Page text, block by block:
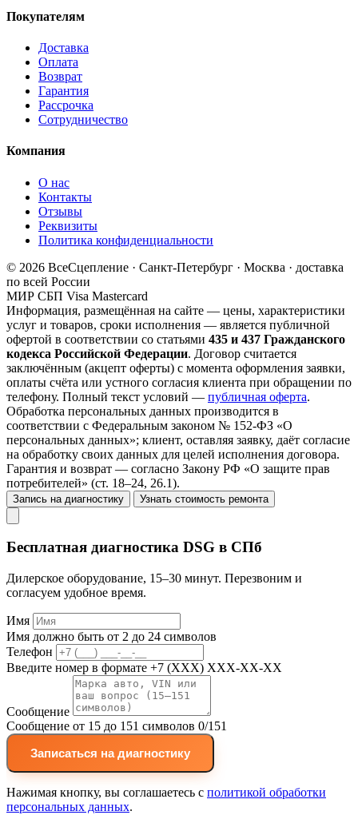
Покупателям
Доставка
Оплата
Возврат
Гарантия
Рассрочка
Сотрудничество
Компания
О нас
Контакты
Отзывы
Реквизиты
Политика конфиденциальности
© 2026 ВсеСцепление · Санкт-Петербург · Москва · доставка
по всей России
МИР СБП Visa Mastercard
Информация, размещённая на сайте — цены, характеристики
услуг и товаров, сроки исполнения — является публичной
офертой в соответствии со статьями 435 и 437 Гражданского
кодекса Российской Федерации. Договор считается
заключённым (акцепт оферты) с момента оформления заявки,
оплаты счёта или устного согласия клиента при обращении по
телефону. Полный текст условий — публичная оферта.
Обработка персональных данных производится в
соответствии с Федеральным законом № 152-ФЗ «О
персональных данных»; клиент, оставляя заявку, даёт согласие
на обработку своих данных для целей исполнения договора.
Гарантия и возврат — согласно Закону РФ «О защите прав
потребителей» (ст. 18–24, 26.1).
Запись на диагностику Узнать стоимость ремонта
Бесплатная диагностика DSG в СПб
Дилерское оборудование, 15–30 минут. Перезвоним и
согласуем удобное время.
Имя
Имя должно быть от 2 до 24 символов
Телефон
Введите номер в формате +7 (XXX) XXX-XX-XX
Сообщение
Сообщение от 15 до 151 символов 0/151
Записаться на диагностику
Нажимая кнопку, вы соглашаетесь с политикой обработки
персональных данных.